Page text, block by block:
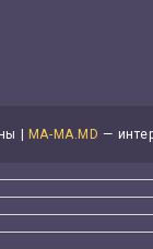
| MA-MA.MD —